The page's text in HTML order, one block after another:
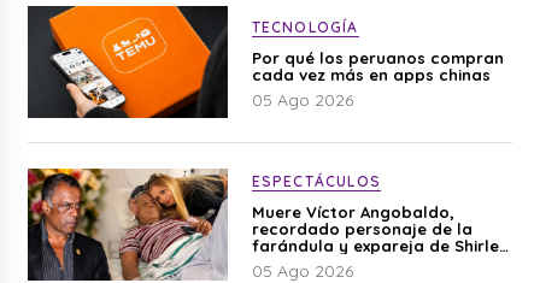
TECNOLOGÍA
Por qué los peruanos compran
cada vez más en apps chinas
05 Ago 2026
ESPECTÁCULOS
Muere Víctor Angobaldo,
recordado personaje de la
farándula y expareja de Shirley
Cherres
05 Ago 2026